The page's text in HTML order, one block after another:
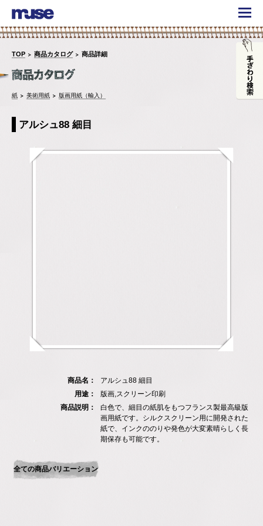
TOP 商品カタログ 商品詳細
紙 美術用紙 版画用紙（輸入）
アルシュ88 細目
商品名：
アルシュ88 細目
用途：
版画,スクリーン印刷
商品説明：
白色で、細目の紙肌をもつフランス製最高級版
画用紙です。シルクスクリーン用に開発された
紙で、インクののりや発色が大変素晴らしく長
期保存も可能です。
全ての商品バリエーション